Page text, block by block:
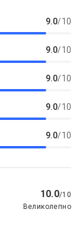
9.0/10
9.0/10
9.0/10
9.0/10
9.0/10
10.0/10
Великолепно